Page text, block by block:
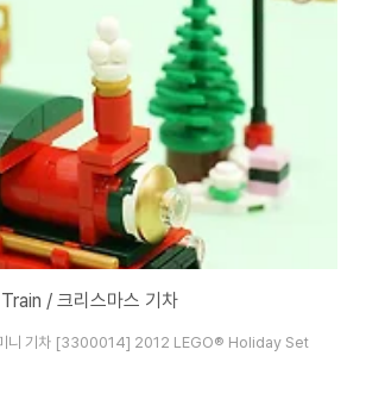
개를 사용한다는거죠. 2층. 4층. 5층.기본적으로 플
는 구조라 금새 올라갑니다. 그래도 폭 한칸짜리가
로 강도는 튼튼하겠네요. 조금 다르게 만들어 주는
/ 크리스마스 기차
니 기차 [3300014] 2012 LEGO® Holiday Set